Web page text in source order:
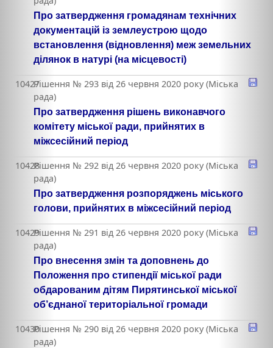
Про затвердження громадянам технічних
документацій із землеустрою щодо
встановлення (відновлення) меж земельних
ділянок в натурі (на місцевості)
10427Рішення № 293 від 26 червня 2020 року (Міська
рада)
Про затвердження рішень виконавчого
комітету міської ради, прийнятих в
міжсесійний період
10428Рішення № 292 від 26 червня 2020 року (Міська
рада)
Про затвердження розпоряджень міського
голови, прийнятих в міжсесійний період
10429Рішення № 291 від 26 червня 2020 року (Міська
рада)
Про внесення змін та доповнень до
Положення про стипендії міської ради
обдарованим дітям Пирятинської міської
об’єднаної територіальної громади
10430Рішення № 290 від 26 червня 2020 року (Міська
рада)